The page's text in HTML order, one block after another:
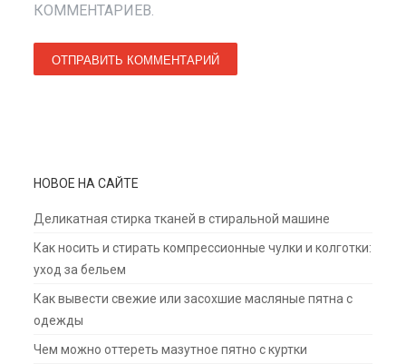
КОММЕНТАРИЕВ.
НОВОЕ НА САЙТЕ
Деликатная стирка тканей в стиральной машине
Как носить и стирать компрессионные чулки и колготки:
уход за бельем
Как вывести свежие или засохшие масляные пятна с
одежды
Чем можно оттереть мазутное пятно с куртки